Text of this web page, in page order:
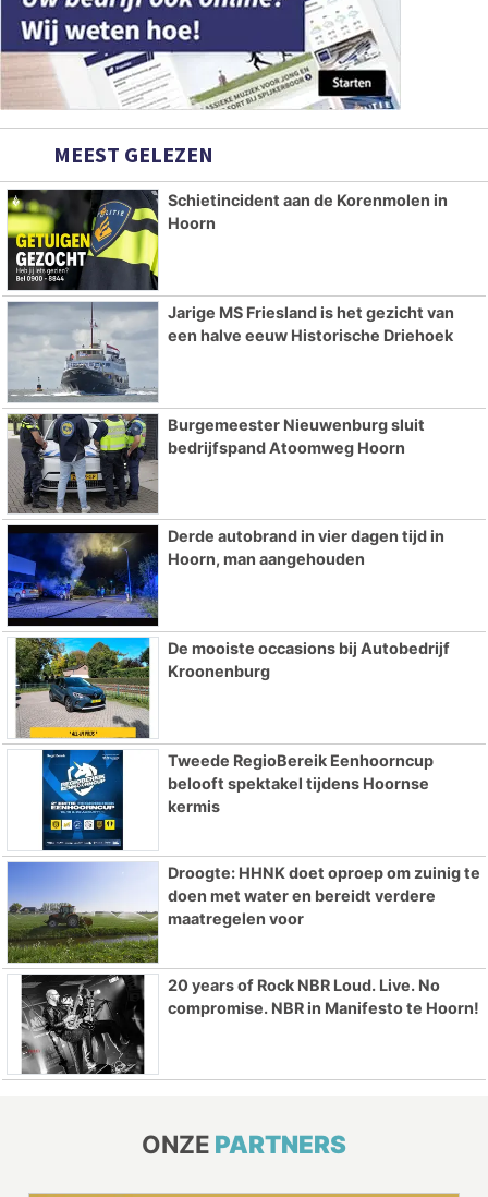
MEEST GELEZEN
Schietincident aan de Korenmolen in
Hoorn
Jarige MS Friesland is het gezicht van
een halve eeuw Historische Driehoek
Burgemeester Nieuwenburg sluit
bedrijfspand Atoomweg Hoorn
Derde autobrand in vier dagen tijd in
Hoorn, man aangehouden
De mooiste occasions bij Autobedrijf
Kroonenburg
Tweede RegioBereik Eenhoorncup
belooft spektakel tijdens Hoornse
kermis
Droogte: HHNK doet oproep om zuinig te
doen met water en bereidt verdere
maatregelen voor
20 years of Rock NBR Loud. Live. No
compromise. NBR in Manifesto te Hoorn!
ONZE PARTNERS